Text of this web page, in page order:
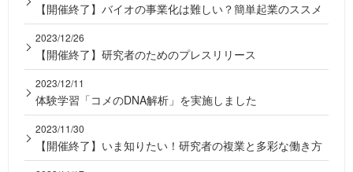
【開催終了】バイオの事業化は難しい？簡単起業のススメ
2023/12/26
【開催終了】研究者のためのプレスリリース
2023/12/11
体験学習「コメのDNA解析」を実施しました
2023/11/30
【開催終了】いま知りたい！研究者の複業と多彩な働き方